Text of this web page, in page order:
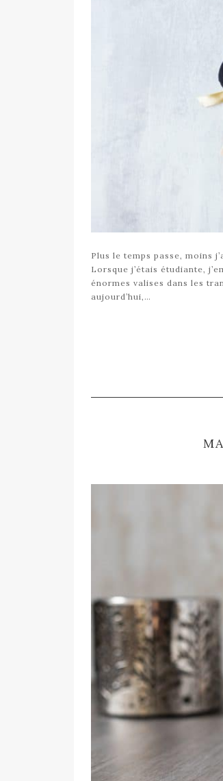
Plus le temps passe, moins
Lorsque j’étais étudiante,
énormes valises dans les
aujourd’hui,…